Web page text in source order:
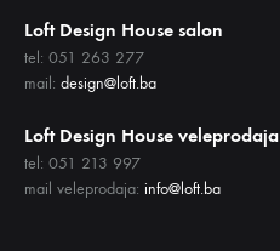
Loft Design House salon
tel: 051 263 277
mail: design@loft.ba
Loft Design House veleprodaja
tel: 051 213 997
mail veleprodaja: info@loft.ba